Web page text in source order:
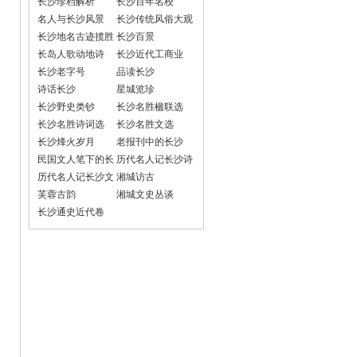
名人与长沙风景
长沙传统风俗大观
长沙地名古迹揽胜 长沙百景
长岛人歌动地诗
长沙近代工商业
长沙老字号
品读长沙
诗话长沙
星城览珍
长沙野史类钞
长沙名胜楹联选
长沙名胜诗词选
长沙名胜文选
长沙烽火岁月
老报刊中的长沙
民国文人笔下的长
沙
历代名人记长沙诗
词选
历代名人记长沙文
选
湘城访古
芙蓉古韵
湘城文史丛谈
长沙通史近代卷